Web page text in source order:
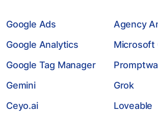
Google Ads
Agency
Google Analytics
Microsoft
Google Tag Manager
Gemini
Grok
Ceyo.ai
Loveable